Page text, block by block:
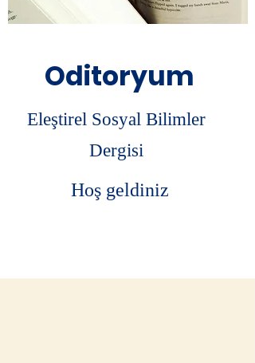
Oditoryum
Eleştirel Sosyal Bilimler
Dergisi
Hoş geldiniz